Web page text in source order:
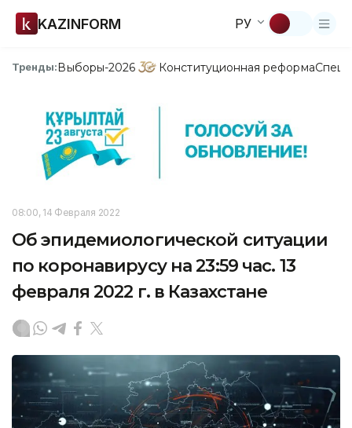
KAZINFORM РУ
Тренды:Выборы-2026 Конституционная реформа
08:00, 14 Февраля 2022
Об эпидемиологической ситуации
по коронавирусу на 23:59 час. 13
февраля 2022 г. в Казахстане